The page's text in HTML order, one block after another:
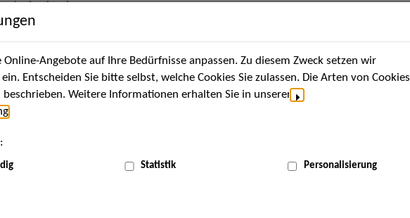
Künstler*innen Über uns Aktuelles Termine Portfolio
Video)
MENÜ
Angebote auf Ihre Bedürfnisse anpassen. Zu diesem Zweck setzen wir
Entscheiden Sie bitte selbst, welche Cookies Sie zulassen. Die Arten von Cookies
Weitere Informationen erhalten Sie in unserer
Statistik Personalisierung